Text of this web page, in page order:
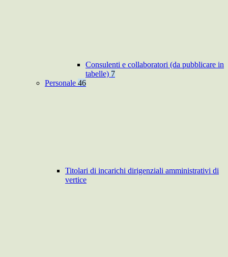
Consulenti e collaboratori (da pubblicare in
tabelle) 7
Personale 46
Titolari di incarichi dirigenziali amministrativi di
vertice